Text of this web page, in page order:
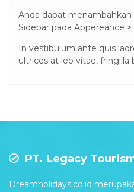
Anda dapat
Sidebar pada Appereance
In vestibulum ante quis
ultrices at leo vitae, fringilla
PT. Legacy
Dreamholidays.co.id